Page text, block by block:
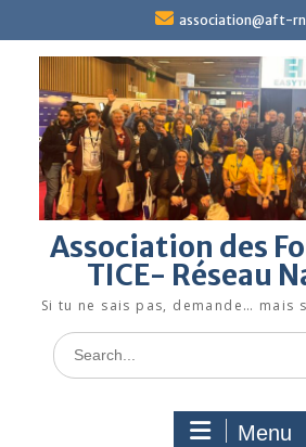
content
association@aft-
Association des
TICE- Réseau
Si tu ne sais pas, demande… mais
Search
for:
Menu